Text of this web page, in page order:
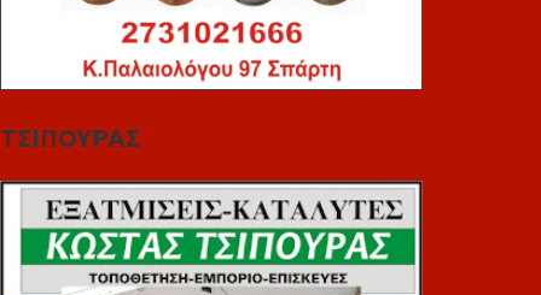
ΤΣΙΠΟΥΡΑΣ